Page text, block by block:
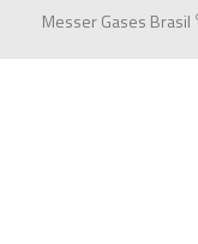
Messer Gases Brasil